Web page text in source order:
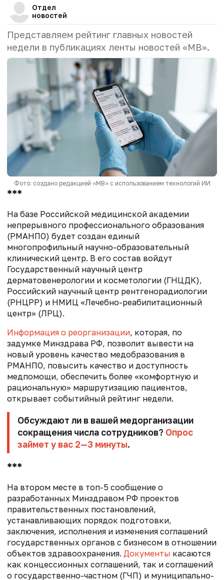
Отдел
новостей
Представляем рейтинг главных новостей
недели в публикациях ленты новостей «МВ».
Фото: создано редакцией «МВ» с использованием технологий ИИ
***
На базе Российской медицинской академии
непрерывного профессионального образования
(РМАНПО) будет создан единый
многопрофильный научно-образовательный
клинический центр. В его состав войдут
Государственный научный центр
дерматовенерологии и косметологии (ГНЦДК),
Российский научный центр рентгенорадиологии
(РНЦРР) и НМИЦ «Лечебно-реабилитационный
центр» (ЛРЦ).
Информация о реорганизации, которая, по
задумке Минздрава РФ, позволит вывести на
новый уровень качество медобразования в
РМАНПО, повысить качество и доступность
медпомощи, обеспечить более «комфортную и
рациональную» маршрутизацию пациентов,
открывает событийный рейтинг недели.
Обсуждают ли в вашей медорганизации
сокращения числа сотрудников? Опрос
займет у вас 2—3 минуты.
***
На втором месте в топ-5 сообщение о
разработанных Минздравом РФ проектов
правительственных постановлений,
устанавливающих порядок подготовки,
заключения, исполнения и изменения соглашений
государственных органов с бизнесом в отношении
объектов здравоохранения. Документы касаются
как концессионных соглашений, так и соглашений
о государственно-частном (ГЧП) и муниципально-